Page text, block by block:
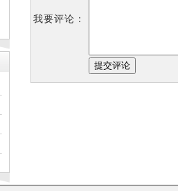
我要评论：